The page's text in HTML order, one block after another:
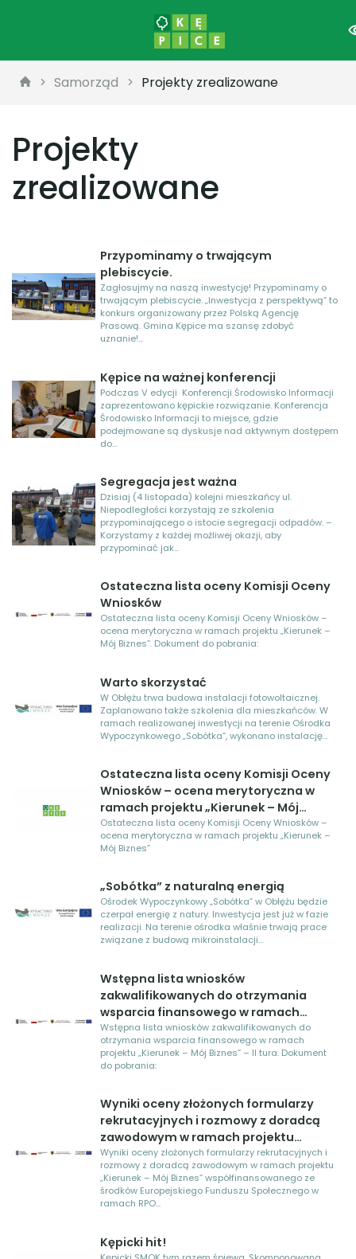
Samorząd Projekty zrealizowane
Projekty
zrealizowane
Przypominamy o trwającym
plebiscycie.
Zagłosujmy na naszą inwestycję! Przypominamy o
trwającym plebiscycie. „Inwestycja z perspektywą” to
konkurs organizowany przez Polską Agencję
Prasową. Gmina Kępice ma szansę zdobyć
uznanie!...
Kępice na ważnej konferencji
Podczas V edycji Konferencji Środowisko Informacji
zaprezentowano kępickie rozwiązanie. Konferencja
Środowisko Informacji to miejsce, gdzie
podejmowane są dyskusje nad aktywnym dostępem
do...
Segregacja jest ważna
Dzisiaj (4 listopada) kolejni mieszkańcy ul.
Niepodległości korzystają ze szkolenia
przypominającego o istocie segregacji odpadów. –
Korzystamy z każdej możliwej okazji, aby
przypominać jak...
Ostateczna lista oceny Komisji Oceny
Wniosków
Ostateczna lista oceny Komisji Oceny Wniosków –
ocena merytoryczna w ramach projektu „Kierunek –
Mój Biznes”. Dokument do pobrania:
Warto skorzystać
W Obłężu trwa budowa instalacji fotowoltaicznej.
Zaplanowano także szkolenia dla mieszkańców. W
ramach realizowanej inwestycji na terenie Ośrodka
Wypoczynkowego „Sobótka”, wykonano instalację...
Ostateczna lista oceny Komisji Oceny
Wniosków – ocena merytoryczna w
ramach projektu „Kierunek – Mój
Biznes”
Ostateczna lista oceny Komisji Oceny Wniosków –
ocena merytoryczna w ramach projektu „Kierunek –
Mój Biznes”
„Sobótka” z naturalną energią
Ośrodek Wypoczynkowy „Sobótka” w Obłężu będzie
czerpał energię z natury. Inwestycja jest już w fazie
realizacji. Na terenie ośrodka właśnie trwają prace
związane z budową mikroinstalacji...
Wstępna lista wniosków
zakwalifikowanych do otrzymania
wsparcia finansowego w ramach
projektu „Kierunek – Mój Biznes” – II
tura.
Wstępna lista wniosków zakwalifikowanych do
otrzymania wsparcia finansowego w ramach
projektu „Kierunek – Mój Biznes” – II tura. Dokument
do pobrania:
Wyniki oceny złożonych formularzy
rekrutacyjnych i rozmowy z doradcą
zawodowym w ramach projektu
„Kierunek – Mój Biznes”
Wyniki oceny złożonych formularzy rekrutacyjnych i
rozmowy z doradcą zawodowym w ramach projektu
„Kierunek – Mój Biznes” współfinansowanego ze
środków Europejskiego Funduszu Społecznego w
ramach RPO...
Kępicki hit!